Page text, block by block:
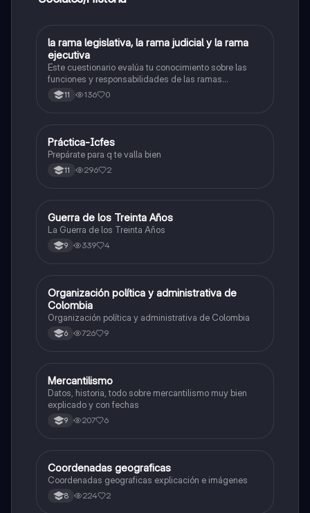
LSociales/Historia
la rama legislativa, la rama judicial y la rama
ejecutiva
Este cuestionario evalúa tu conocimiento sobre las
funciones y responsabilidades de las ramas
legislativa, judicial y ejecutiva.
11 136 0
Sociales/Historia
Práctica-Icfes
Prepárate para q te valla bien
11 296 2
Sociales/Historia
Guerra de los Treinta Años
La Guerra de los Treinta Años
9 339 4
Sociales/Historia
Organización política y administrativa de
Colombia
Organización política y administrativa de Colombia
6 726 9
Sociales/Historia
Mercantilismo
Datos, historia, todo sobre mercantilismo muy bien
explicado y con fechas
9 207 6
Sociales/Historia
Coordenadas geograficas
Coordenadas geograficas explicación e imágenes
8 224 2